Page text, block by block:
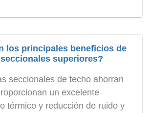
los principales beneficios de
superiores?
seccionales de techo ahorran
un excelente
térmico y reducción de ruido y